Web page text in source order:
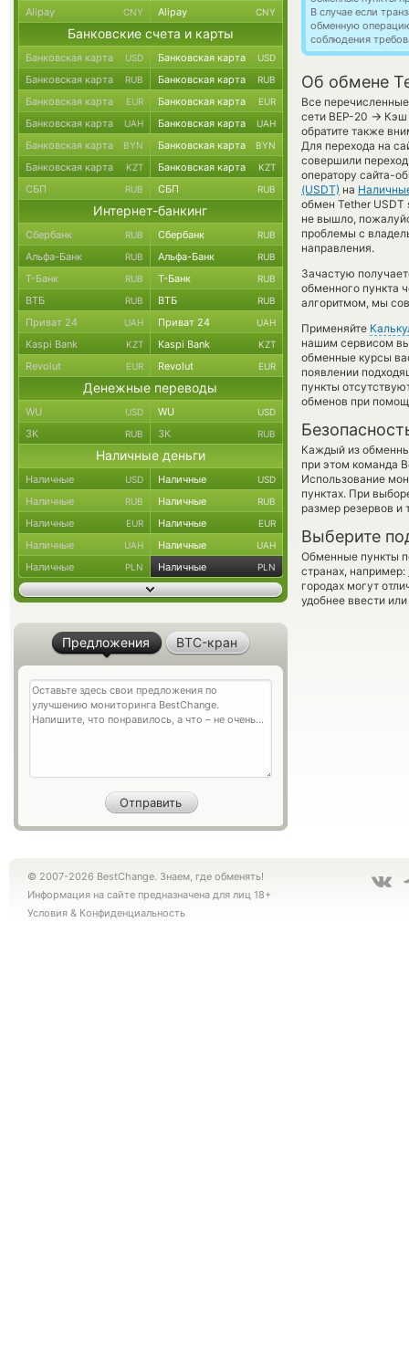
В случае если
обменную
соблюдения
Об обмене
Все
сети BEP-20 → Кэш
обратите также
Для перехода на
совершили
оператору сайта-
(USDT) на
обмен Tether USDT
не вышло,
проблемы с
направления.
Зачастую
обменного пункта
алгоритмом, мы
Применяйте
нашим сервисом
обменные курсы
появлении
пункты
обменов при
Каждый из
при этом команда
Использование
пунктах. При
размер резервов и
Выберите
Обменные пункты
странах, например:
городах могут
удобнее ввести
Alipay CNY Alipay CNY
Банковские счета и карты
Банковская карта USD Банковская карта USD
Банковская карта RUB Банковская карта RUB
Банковская карта EUR Банковская карта EUR
Банковская карта UAH Банковская карта UAH
Банковская карта BYN Банковская карта BYN
Банковская карта KZT Банковская карта KZT
СБП RUB СБП RUB
Интернет-банкинг
Сбербанк RUB Сбербанк RUB
Альфа-Банк RUB Альфа-Банк RUB
Т-Банк RUB Т-Банк RUB
ВТБ RUB ВТБ RUB
Приват 24 UAH Приват 24 UAH
Kaspi Bank KZT Kaspi Bank KZT
Revolut EUR Revolut EUR
Денежные переводы
WU USD WU USD
ЗК RUB ЗК RUB
Наличные деньги
Наличные USD Наличные USD
Наличные RUB Наличные RUB
Наличные EUR Наличные EUR
Наличные UAH Наличные UAH
Наличные PLN Наличные PLN
Предложения BTC-кран
© 2007-2026 BestChange. Знаем, где обменять!
Информация на сайте предназначена для лиц 18+
Условия & Конфиденциальность